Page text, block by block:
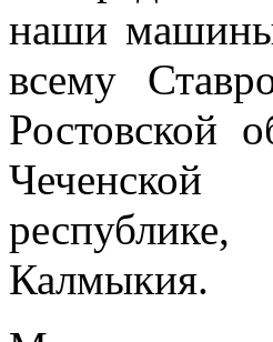
наши
всему
Ростовской
Чеченской
Калмыкия.